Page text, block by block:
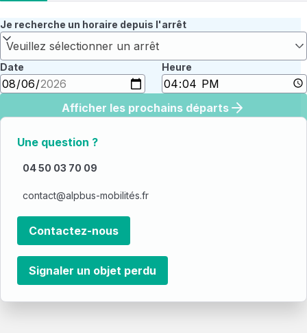
Je recherche un horaire depuis l'arrêt
Veuillez sélectionner un arrêt
Date Heure
Afficher les prochains départs
Une question ?
04 50 03 70 09
contact@alpbus-mobilités.fr
Contactez-nous
Signaler un objet perdu